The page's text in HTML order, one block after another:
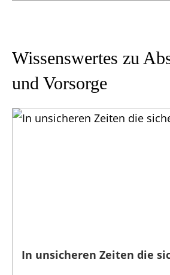
Wissenswertes zu
und Vorsorge
In unsicheren Zeiten die